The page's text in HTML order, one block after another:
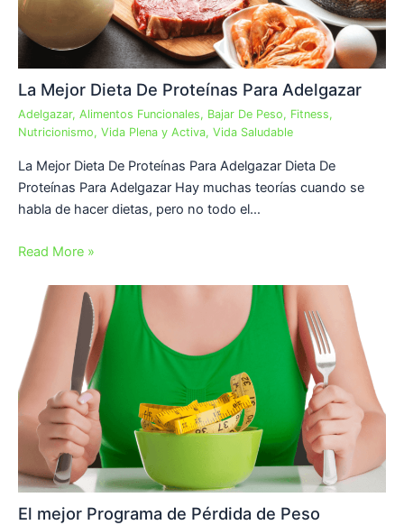
La Mejor Dieta De Proteínas Para Adelgazar
Adelgazar, Alimentos Funcionales, Bajar De Peso, Fitness,
Nutricionismo, Vida Plena y Activa, Vida Saludable
La Mejor Dieta De Proteínas Para Adelgazar Dieta De
Proteínas Para Adelgazar Hay muchas teorías cuando se
habla de hacer dietas, pero no todo el…
Read More »
El mejor Programa de Pérdida de Peso